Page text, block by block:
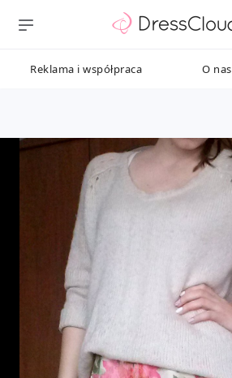
Reklama i współpraca O nas